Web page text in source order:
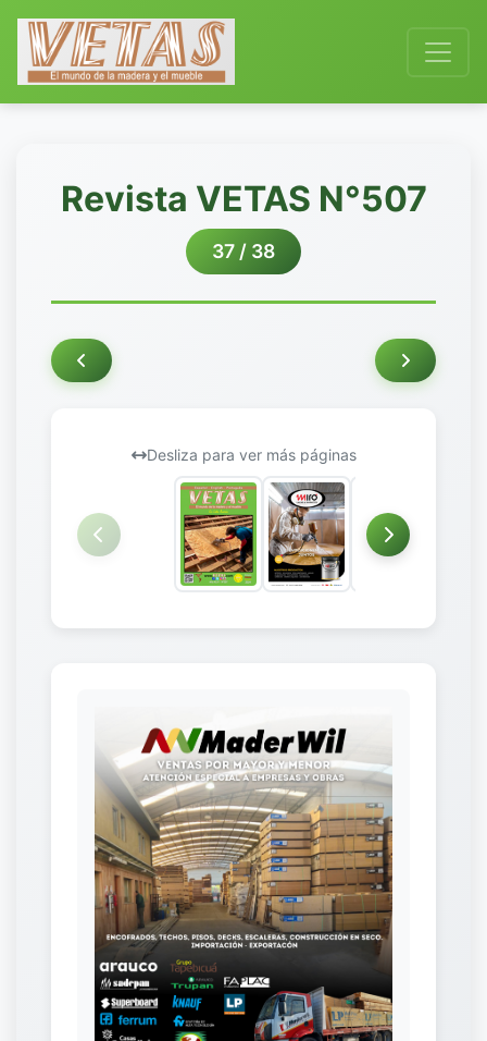
Revista VETAS N°507
37 / 38
Desliza para ver más páginas